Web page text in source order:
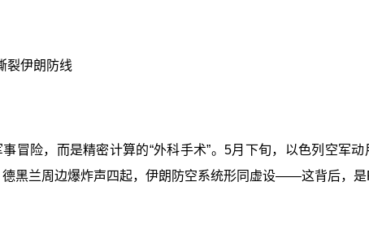
裂伊朗防线
冒险，而是精密计算的“外科手术”。5月下旬，以色列空军
黑兰周边爆炸声四起，伊朗防空系统形同虚设——这背后，